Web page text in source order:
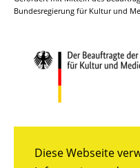
Diese Webseite
Bundesregierung für Kultur und